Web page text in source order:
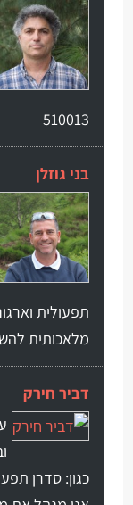
510013
בני גוזלן
תפעולית
מלאכותית להשגתם. 972-
דביר חירק
כגון: סדרן